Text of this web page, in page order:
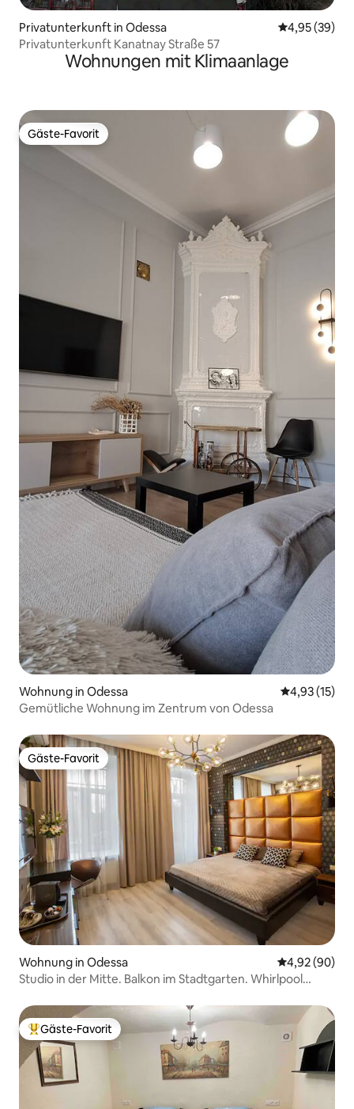
Privatunterkunft in Odessa
4,95 (39)
Privatunterkunft Kanatnay Straße 57
Wohnungen mit Klimaanlage
Gäste-Favorit
Gäste-Favorit
Wohnung in Odessa
4,93 (15)
Gemütliche Wohnung im Zentrum von Odessa
Gäste-Favorit
Gäste-Favorit
Wohnung in Odessa
4,92 (90)
Studio in der Mitte. Balkon im Stadtgarten. Whirlpool
Beliebter Gäste-Favorit.
Gäste-Favorit